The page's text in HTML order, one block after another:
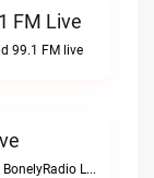
FM Live
99.1 FM live
Centro Esotérico Espiritual-Tony BonelyRadio La Pochunga live